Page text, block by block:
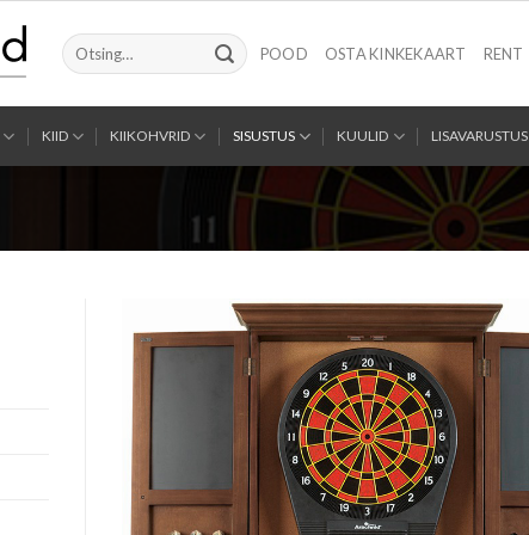
Otsi:
POOD OSTA KINKEKAART RENT
KIID KIIKOHVRID SISUSTUS KUULID LISAVARUSTUS